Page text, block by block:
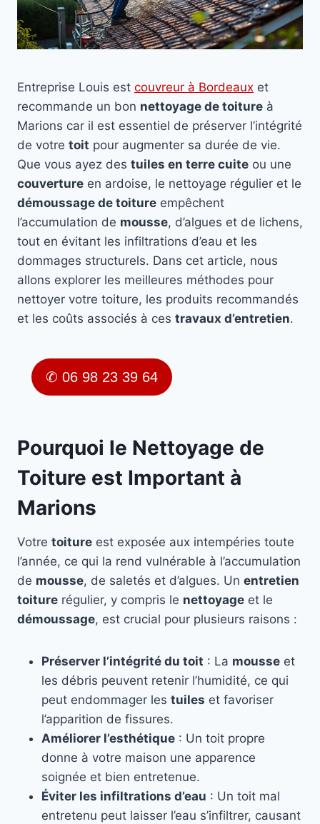
Entreprise Louis est couvreur à Bordeaux et
recommande un bon nettoyage de toiture à
Marions car il est essentiel de préserver l’intégrité
de votre toit pour augmenter sa durée de vie.
Que vous ayez des tuiles en terre cuite ou une
couverture en ardoise, le nettoyage régulier et le
démoussage de toiture empêchent
l’accumulation de mousse, d’algues et de lichens,
tout en évitant les infiltrations d’eau et les
dommages structurels. Dans cet article, nous
allons explorer les meilleures méthodes pour
nettoyer votre toiture, les produits recommandés
et les coûts associés à ces travaux d’entretien.
✆ 06 98 23 39 64
Pourquoi le Nettoyage de
Toiture est Important à
Marions
Votre toiture est exposée aux intempéries toute
l’année, ce qui la rend vulnérable à l’accumulation
de mousse, de saletés et d’algues. Un entretien
toiture régulier, y compris le nettoyage et le
démoussage, est crucial pour plusieurs raisons :
Préserver l’intégrité du toit : La mousse et
les débris peuvent retenir l’humidité, ce qui
peut endommager les tuiles et favoriser
l’apparition de fissures.
Améliorer l’esthétique : Un toit propre
donne à votre maison une apparence
soignée et bien entretenue.
Éviter les infiltrations d’eau : Un toit mal
entretenu peut laisser l’eau s’infiltrer, causant